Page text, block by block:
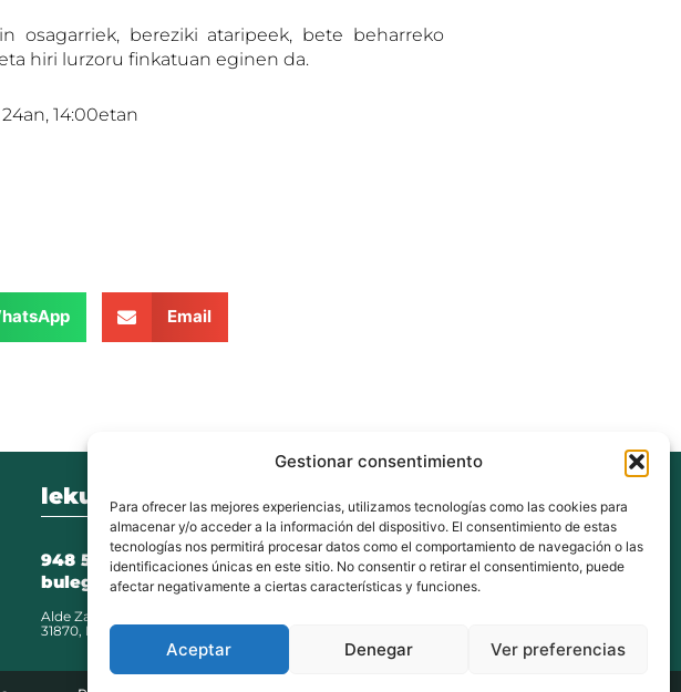
Gestionar consentimiento
Para ofrecer las mejores experiencias, utilizamos tecnologías como las cookies para
almacenar y/o acceder a la información del dispositivo. El consentimiento de estas
tecnologías nos permitirá procesar datos como el comportamiento de navegación o las
identificaciones únicas en este sitio. No consentir o retirar el consentimiento, puede
afectar negativamente a ciertas características y funciones.
Aceptar Denegar Ver preferencias
osagarriek, bereziki ataripeek, bete beharreko
hiri lurzoru finkatuan eginen da.
14:00etan
Email
lekunberri.eus
948 504 211
bulegoak@lekunberri.eus
Alde Zaharra 41,
31870, Lekunberri